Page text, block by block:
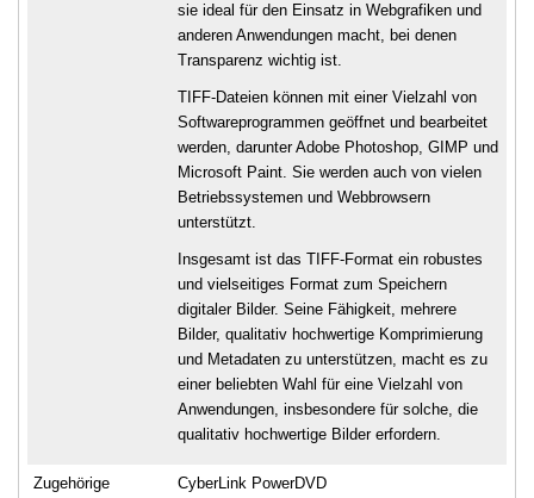
sie ideal für den Einsatz in Webgrafiken und
anderen Anwendungen macht, bei denen
Transparenz wichtig ist.
TIFF-Dateien können mit einer Vielzahl von
Softwareprogrammen geöffnet und bearbeitet
werden, darunter Adobe Photoshop, GIMP und
Microsoft Paint. Sie werden auch von vielen
Betriebssystemen und Webbrowsern
unterstützt.
Insgesamt ist das TIFF-Format ein robustes
und vielseitiges Format zum Speichern
digitaler Bilder. Seine Fähigkeit, mehrere
Bilder, qualitativ hochwertige Komprimierung
und Metadaten zu unterstützen, macht es zu
einer beliebten Wahl für eine Vielzahl von
Anwendungen, insbesondere für solche, die
qualitativ hochwertige Bilder erfordern.
Zugehörige
CyberLink PowerDVD